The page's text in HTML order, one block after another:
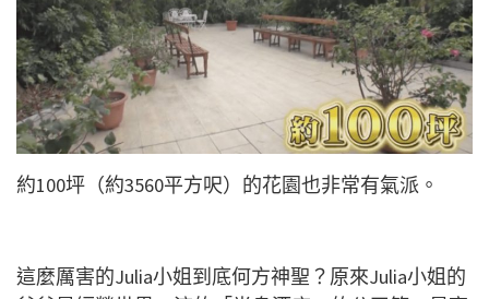
約100坪（約3560平方呎）的花園也非常有氣派。
這麼厲害的Julia小姐到底何方神聖？原來Julia小姐的